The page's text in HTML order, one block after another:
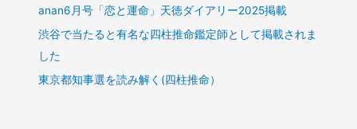
anan6月号「恋と運命」天徳ダイアリー2025掲載
渋谷で当たると有名な四柱推命鑑定師として掲載されま
した
東京都知事選を読み解く(四柱推命）